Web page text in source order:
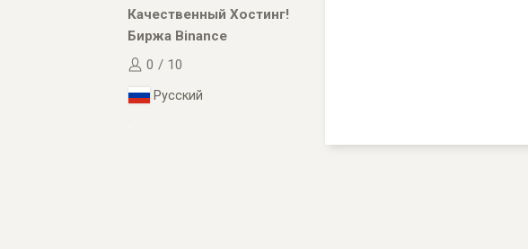
Качественный Хостинг!
Биржа Binance
0 / 10
Русский